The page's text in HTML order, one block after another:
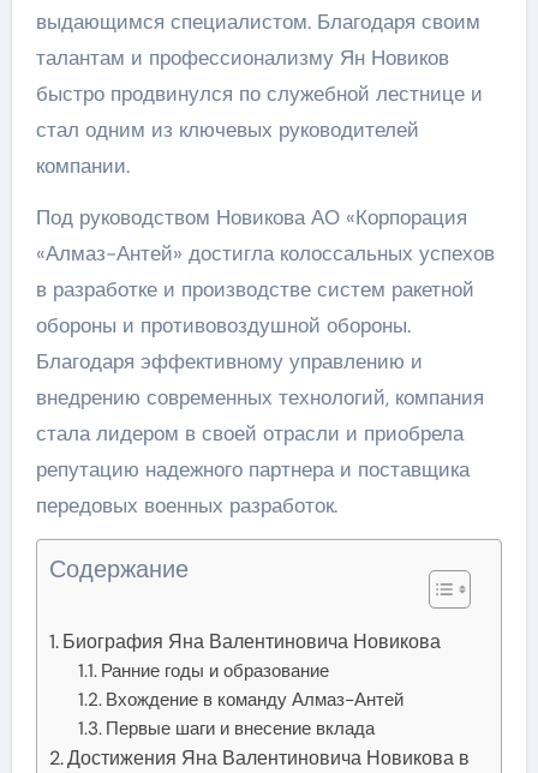
выдающимся специалистом. Благодаря своим
талантам и профессионализму Ян Новиков
быстро продвинулся по служебной лестнице и
стал одним из ключевых руководителей
компании.
Под руководством Новикова АО «Корпорация
«Алмаз-Антей» достигла колоссальных успехов
в разработке и производстве систем ракетной
обороны и противовоздушной обороны.
Благодаря эффективному управлению и
внедрению современных технологий, компания
стала лидером в своей отрасли и приобрела
репутацию надежного партнера и поставщика
передовых военных разработок.
Содержание
Биография Яна Валентиновича Новикова
Ранние годы и образование
Вхождение в команду Алмаз-Антей
Первые шаги и внесение вклада
Достижения Яна Валентиновича Новикова в